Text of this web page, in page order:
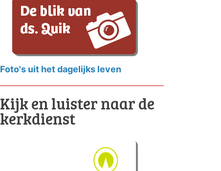
Foto's uit het dagelijks leven
Kijk en luister naar de
kerkdienst